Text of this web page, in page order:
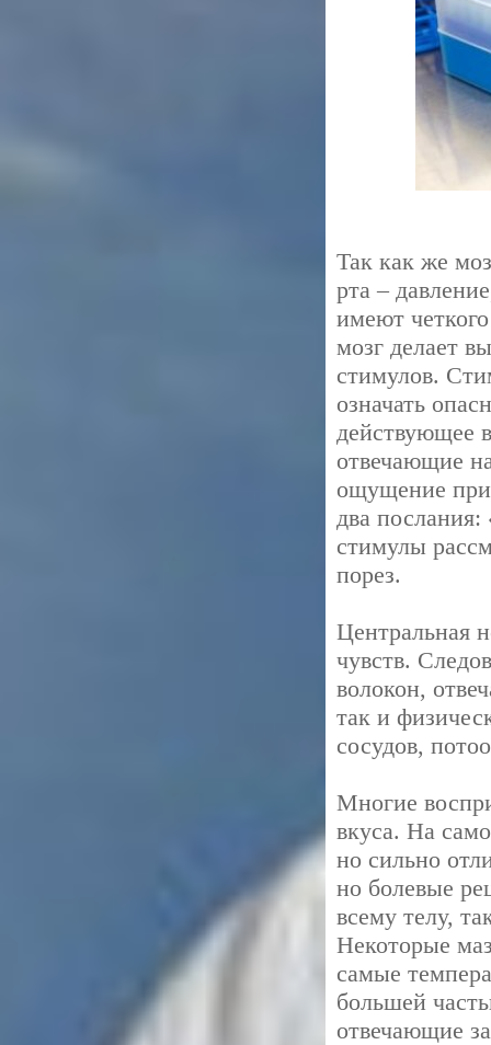
Так как же
рта –
имеют
мозг делает
стимулов.
означать
действующее
отвечающие
ощущение
два
стимулы
порез.
Центральная
чувств.
волокон,
так и
сосудов,
Многие
вкуса. На
но сильно
но болевые
всему телу,
Некоторые
самые
большей
отвечающие